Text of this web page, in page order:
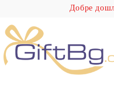
Добре